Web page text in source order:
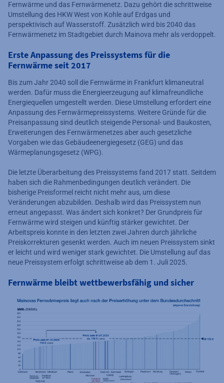
Fernwärme und das Fernwärmenetz. Dazu gehört die schrittweise
Umstellung des HKW West von Kohle auf Erdgas und
perspektivisch auf Wasserstoff. Zusätzlich wird bis 2040 das
Fernwärmenetz im Stadtgebiet durch Mainova mehr als verdoppelt.
Erste Anpassung des Preissystems für die
Fernwärme seit 2017
Bis zum Jahr 2040 soll die Fernwärme in Frankfurt klimaneutral
werden. Dafür muss die Energieerzeugung auf klimafreundliche
Energiequellen umgestellt werden. Diese Umstellung erfordert eine
Anpassung des Fernwärmepreissystems. Weitere Gründe für die
Preisanpassung sind deutlich steigende Personal- und Baukosten,
Erweiterungen des Fernwärmenetzes aber auch gesetzliche
Vorgaben wie das Gebäudeenergiegesetz (GEG) und das
Wärmeplanungsgesetz (WPG).
Die letzte Überarbeitung des Preissystems fand 2017 statt. Seitdem
haben sich die Rahmenbedingungen deutlich verändert. Die
bisherige Preisformel reicht nicht mehr aus, um diese
Veränderungen abzubilden. Deshalb wird das Preissystem nun
erneut angepasst. Was ändert sich konkret? Der Grundpreis für
Fernwärme wird steigen und künftig stärker gewichtet. Der
Arbeitspreis konnte in den letzten zwei Jahren durch jährliche
Preiskorrekturen gesenkt werden. Auch im neuen Preissystem sinkt
er leicht und wird weniger stark gewichtet. Die Umstellung auf das
neue Preissystem erfolgt schrittweise ab dem 1. Juli 2025.
Fernwärme bleibt wettbewerbsfähig und sicher